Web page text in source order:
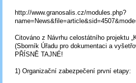
http://www.granosalis.cz/modules.php?
Citováno z Návrhu celostátního projektu
(Sborník Úřadu pro dokumentaci a
PŘÍSNĚ TAJNÉ!
1) Organizační zabezpečení první etapy: